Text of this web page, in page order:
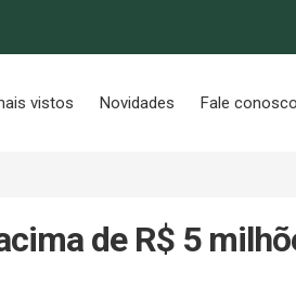
vistos Novidades Fale conosco
de R$ 5